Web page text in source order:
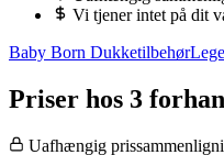
Vi tjener intet på dit
Baby Born Dukketilbehør
Priser hos 3
Uafhængig